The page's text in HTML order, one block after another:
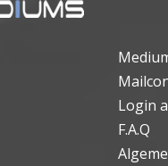
Login
F.A.Q